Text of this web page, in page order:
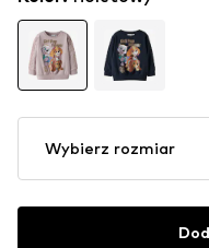
Wybierz rozmiar